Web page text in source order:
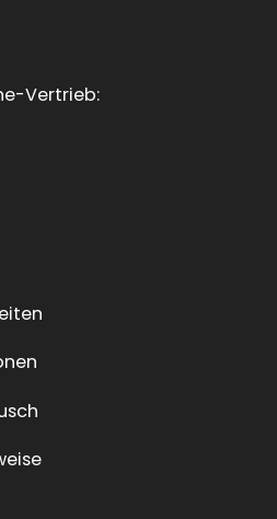
Vertrieb: